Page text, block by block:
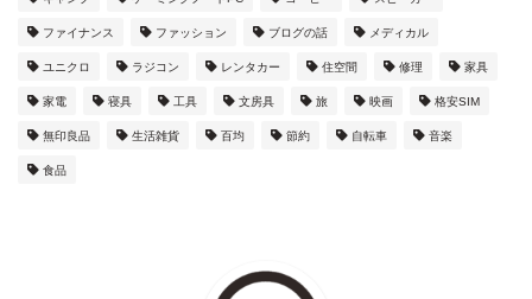
ファイナンス ファッション ブログの話 メディカル
ユニクロ ラジコン レンタカー 住空間 修理 家具
家電 寝具 工具 文房具 旅 映画 格安SIM
無印良品 生活雑貨 百均 節約 自転車 音楽
食品